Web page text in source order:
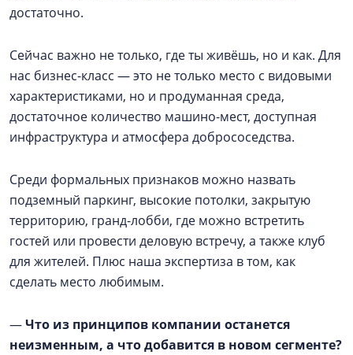
достаточно.
Сейчас важно не только, где ты живёшь, но и как. Для
нас бизнес-класс — это не только место с видовыми
характеристиками, но и продуманная среда,
достаточное количество машино-мест, доступная
инфраструктура и атмосфера добрососедства.
Среди формальных признаков можно назвать
подземный паркинг, высокие потолки, закрытую
территорию, гранд-лобби, где можно встретить
гостей или провести деловую встречу, а также клуб
для жителей. Плюс наша экспертиза в том, как
сделать место любимым.
—Что из принципов компании останется
неизменным, а что добавится в новом сегменте?